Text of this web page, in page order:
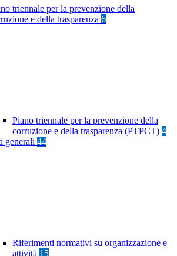
triennale per la prevenzione della
e della trasparenza 6
Piano triennale per la prevenzione della
corruzione e della trasparenza (PTPCT) 4
generali 44
Riferimenti normativi su organizzazione e
attività 15